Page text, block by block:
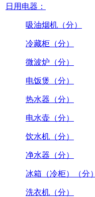
日用电器：
吸油烟机（分）
冷藏柜（分）
微波炉（分）
电饭煲（分）
热水器（分）
电水壶（分）
饮水机（分）
净水器（分）
冰箱（冷柜）（分）
洗衣机（分）